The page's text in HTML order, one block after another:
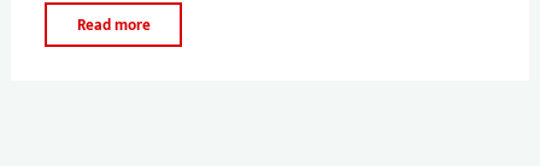
Read more